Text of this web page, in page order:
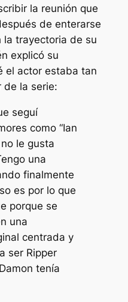
la reunión que
de enterarse
la trayectoria de su
explicó su
el actor estaba tan
de la serie:
seguí
como “Ian
le gusta
una
finalmente
es por lo que
porque se
una
centrada y
ser Ripper
tenía